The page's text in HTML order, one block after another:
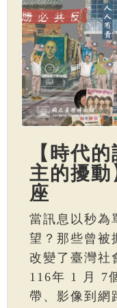
【時代
主的擾動
座
當訊息以秒為
望？那些曾被
改變了臺灣社
116年 1 月 7
帶、影像到網